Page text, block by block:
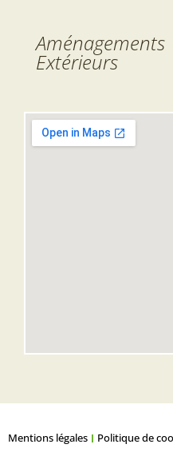
Aménagements
Extérieurs
Mentions légales Politique de